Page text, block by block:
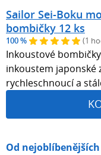
Sailor Sei-Boku
bombičky 12 ks
100 % (1
Inkoustové
inkoustem japonské
rychleschnoucí a
Od nejoblíbenějších